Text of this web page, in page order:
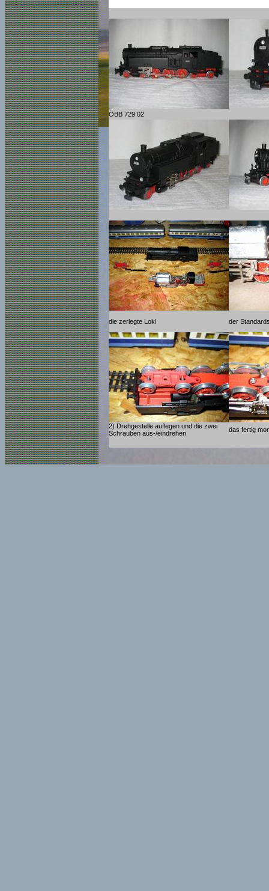
ÖBB 729.02
die zerlegte Lokl der
2) Drehgestelle auflegen und die zwei
Schrauben aus-/eindrehen
das fertig